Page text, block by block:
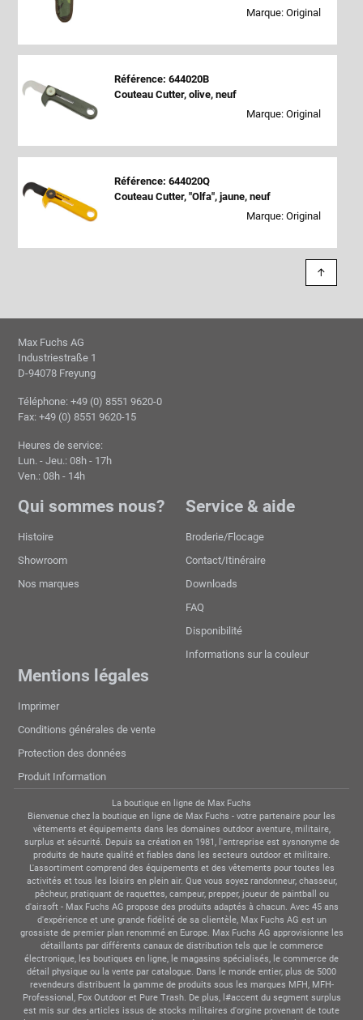
Marque: Original
Référence: 644020B
Couteau Cutter, olive, neuf
Marque: Original
Référence: 644020Q
Couteau Cutter, "Olfa", jaune, neuf
Marque: Original
↑
Max Fuchs AG
Industriestraße 1
D-94078 Freyung
Téléphone: +49 (0) 8551 9620-0
Fax: +49 (0) 8551 9620-15
Heures de service:
Lun. - Jeu.: 08h - 17h
Ven.: 08h - 14h
Qui sommes nous?
Histoire
Showroom
Nos marques
Service & aide
Broderie/Flocage
Contact/Itinéraire
Downloads
FAQ
Disponibilité
Informations sur la couleur
Mentions légales
Imprimer
Conditions générales de vente
Protection des données
Produit Information
La boutique en ligne de Max Fuchs
Bienvenue chez la boutique en ligne de Max Fuchs - votre partenaire pour les
vêtements et équipements dans les domaines outdoor aventure, militaire,
surplus et sécurité. Depuis sa création en 1981, l'entreprise est sysnonyme de
produits de haute qualité et fiables dans les secteurs outdoor et militaire.
L'assortiment comprend des équipements et des vêtements pour toutes les
activités et tous les loisirs en plein air. Que vous soyez randonneur, chasseur,
pêcheur, pratiquant de raquettes, campeur, prepper, joueur de paintball ou
d'airsoft - Max Fuchs AG propose des produits adaptés à chacun. Avec 45 ans
d'expérience et une grande fidélité de sa clientèle, Max Fuchs AG est un
grossiste de premier plan renommé en Europe. Max Fuchs AG approvisionne les
détaillants par différents canaux de distribution tels que le commerce
électronique, les boutiques en ligne, le magasins spécialisés, le commerce de
détail physique ou la vente par catalogue. Dans le monde entier, plus de 5000
revendeurs distribuent la gamme de produits sous les marques MFH, MFH-
Professional, Fox Outdoor et Pure Trash. De plus, l#accent du segment surplus
est mis sur des articles issus de stocks militaires d'orgine provenant de toute